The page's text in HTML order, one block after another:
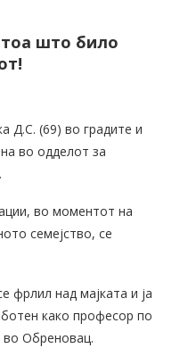
што било
Д.С. (69) во градите и
во одделот за
во моментот на
семејство, се
фрлил над мајката и ја
како професор по
Обреновац.